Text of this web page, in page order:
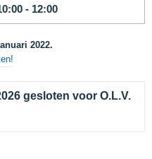
- 12:00
2022.
gesloten voor O.L.V.